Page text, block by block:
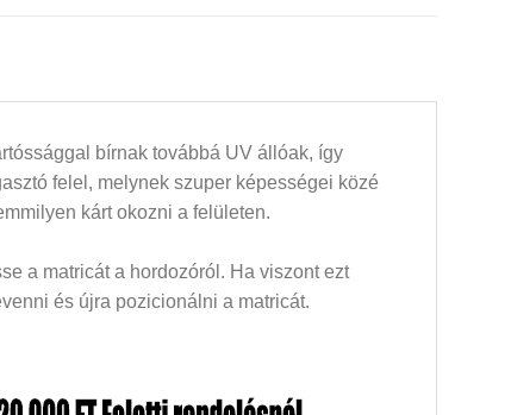
bírnak továbbá UV állóak, így
felel, melynek szuper képességei közé
kárt okozni a felületen.
a matricát a hordozóról. Ha viszont ezt
és újra pozicionálni a matricát.